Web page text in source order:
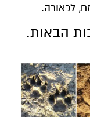
לכאורה.
הבאות.